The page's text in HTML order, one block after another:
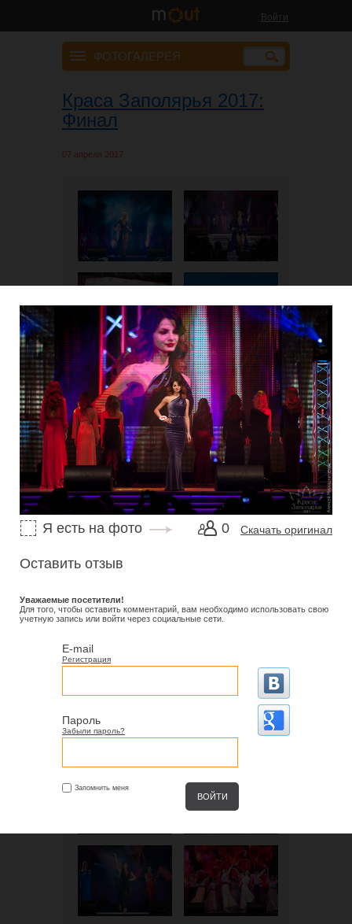
Войти
ФОТОГАЛЕРЕЯ
Краса Заполярья 2017:
Финал
07 апреля 2017
Скачать оригинал
0
Я есть на фото
Оставить отзыв
Уважаемые посетители!
Для того, чтобы оставить комментарий, вам необходимо использовать свою
учетную запись или войти через социальные сети.
E-mail
Регистрация
Пароль
Забыли пароль?
Запомнить меня